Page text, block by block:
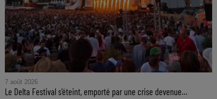
7 août 2026
Le Delta Festival s'éteint, emporté par une crise devenue...